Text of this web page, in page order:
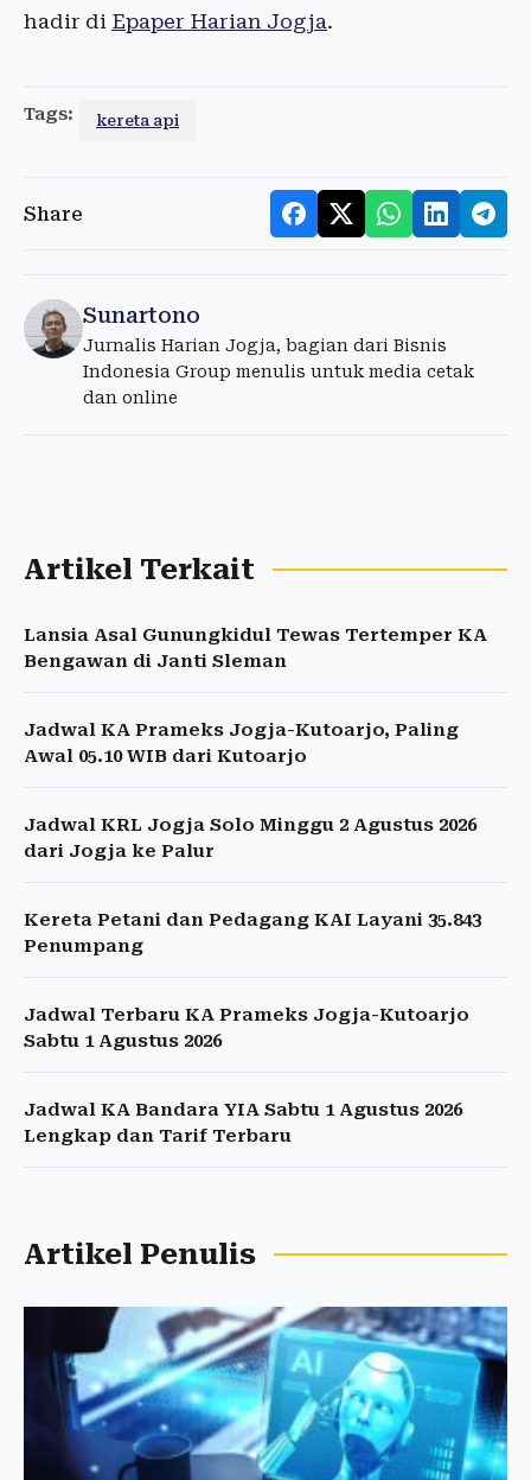
hadir di Epaper Harian Jogja.
Tags: kereta api
Share
Sunartono
Jurnalis Harian Jogja, bagian dari Bisnis
Indonesia Group menulis untuk media cetak
dan online
Artikel Terkait
Lansia Asal Gunungkidul Tewas Tertemper KA
Bengawan di Janti Sleman
Jadwal KA Prameks Jogja-Kutoarjo, Paling
Awal 05.10 WIB dari Kutoarjo
Jadwal KRL Jogja Solo Minggu 2 Agustus 2026
dari Jogja ke Palur
Kereta Petani dan Pedagang KAI Layani 35.843
Penumpang
Jadwal Terbaru KA Prameks Jogja-Kutoarjo
Sabtu 1 Agustus 2026
Jadwal KA Bandara YIA Sabtu 1 Agustus 2026
Lengkap dan Tarif Terbaru
Artikel Penulis